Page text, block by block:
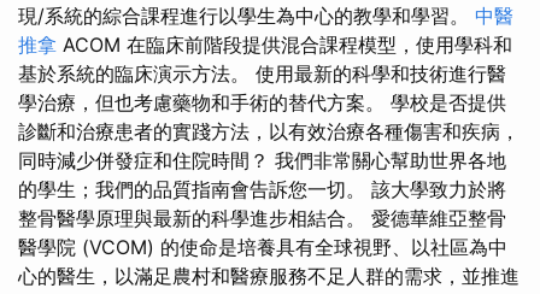
現/系統的綜合課程進行以學生為中心的教學和學習。 中醫
推拿 ACOM 在臨床前階段提供混合課程模型，使用學科和
基於系統的臨床演示方法。 使用最新的科學和技術進行醫
學治療，但也考慮藥物和手術的替代方案。 學校是否提供
診斷和治療患者的實踐方法，以有效治療各種傷害和疾病，
同時減少併發症和住院時間？ 我們非常關心幫助世界各地
的學生；我們的品質指南會告訴您一切。 該大學致力於將
整骨醫學原理與最新的科學進步相結合。 愛德華維亞整骨
醫學院 (VCOM) 的使命是培養具有全球視野、以社區為中
心的醫生，以滿足農村和醫療服務不足人群的需求，並推進